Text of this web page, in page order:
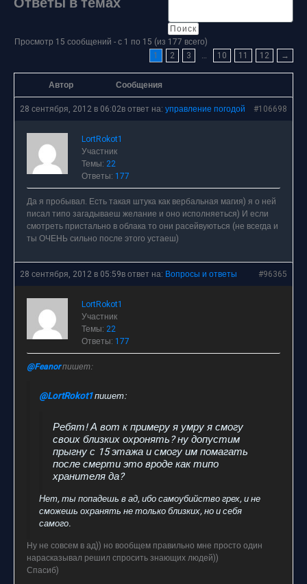
Просмотр 15 сообщений - с 1 по 15 (из 177 всего)
1
2 3 … 10 11 12 →
Автор
Сообщения
28 сентября, 2012 в 06:02в ответ на: управление погодой #106698
LortRokot1
Участник
Темы: 22
Ответы: 177
Да я пробывал. Есть такая штука как вербальная магия) я о ней
писал типо загадываеш желание и оно исполняеться) И если
смотреть пристально в облака то они расейвуються (не всегда и
ты ОЧЕНЬ сильно после этого устаеш)
28 сентября, 2012 в 05:59в ответ на: Вопросы и ответы #96365
LortRokot1
Участник
Темы: 22
Ответы: 177
@Feanorпишет:
@LortRokot1пишет:
Ребят! А вот к примеру я умру я смогу
своих близких охронять? ну допустим
прыгну с 15 этажа и смогу им помагать
после смерти это вроде как типо
хранителя да?
Нет, ты попадешь в ад, ибо самоубийство грех, и не
сможешь охранять не только близких, но и себя
самого.
Ну не совсем в ад)) но вообщем правильно мне просто один
нарасказывал решил спросить знающих людей))
Спасиб)